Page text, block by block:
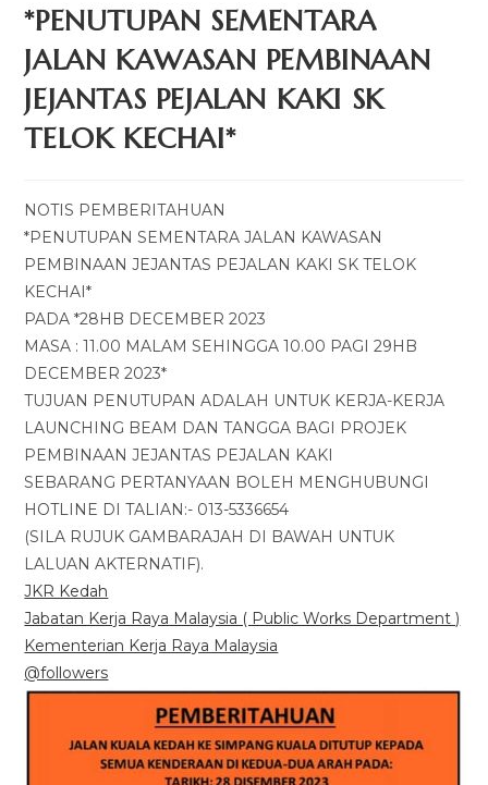
*PENUTUPAN SEMENTARA
JALAN KAWASAN PEMBINAAN
JEJANTAS PEJALAN KAKI SK
TELOK KECHAI*
NOTIS PEMBERITAHUAN
*PENUTUPAN SEMENTARA JALAN KAWASAN
PEMBINAAN JEJANTAS PEJALAN KAKI SK TELOK
KECHAI*
PADA *28HB DECEMBER 2023
MASA : 11.00 MALAM SEHINGGA 10.00 PAGI 29HB
DECEMBER 2023*
TUJUAN PENUTUPAN ADALAH UNTUK KERJA-KERJA
LAUNCHING BEAM DAN TANGGA BAGI PROJEK
PEMBINAAN JEJANTAS PEJALAN KAKI
SEBARANG PERTANYAAN BOLEH MENGHUBUNGI
HOTLINE DI TALIAN:- 013-5336654
(SILA RUJUK GAMBARAJAH DI BAWAH UNTUK
LALUAN AKTERNATIF).
JKR Kedah
Jabatan Kerja Raya Malaysia ( Public Works Department )
Kementerian Kerja Raya Malaysia
@followers